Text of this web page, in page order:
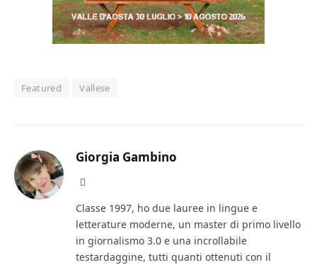
Featured Vallese
Giorgia Gambino
Classe 1997, ho due lauree in lingue e
letterature moderne, un master di primo livello
in giornalismo 3.0 e una incrollabile
testardaggine, tutti quanti ottenuti con il